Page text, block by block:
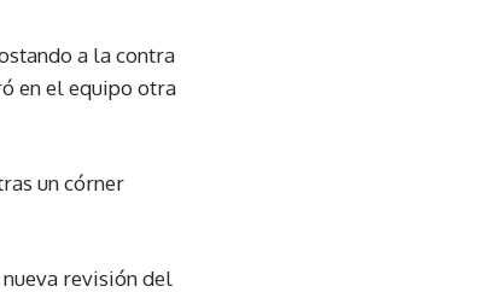
a la contra
en el equipo otra
un córner
revisión del